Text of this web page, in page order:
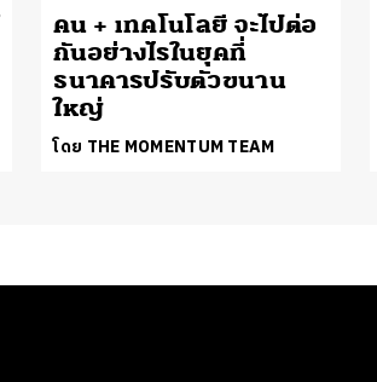
คน + เทคโนโลยี จะไปต่อ
กันอย่างไรในยุคที่
ธนาคารปรับตัวขนาน
ใหญ่
โดย THE MOMENTUM TEAM